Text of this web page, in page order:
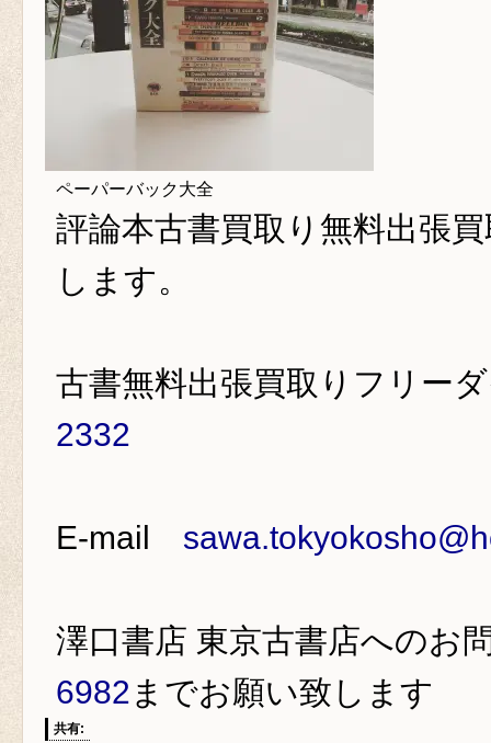
ペーパーバック大全
評論本古書買取り 無料出張
します。
古書無料出張買取りフリー
2332
E-mail
澤口書店 東京古書店へのお
6982 までお願い致します
共有: